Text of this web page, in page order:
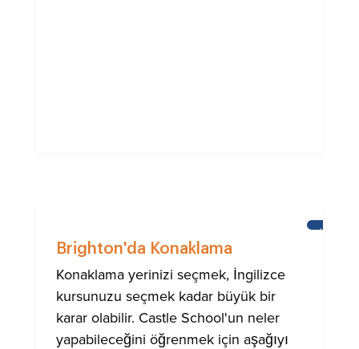
Brighton'da Konaklama
Konaklama yerinizi seçmek, İngilizce
kursunuzu seçmek kadar büyük bir
karar olabilir. Castle School'un neler
yapabileceğini öğrenmek için aşağıyı